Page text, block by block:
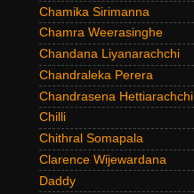
Chamika Sirimanna
Chamra Weerasinghe
Chandana Liyanarachchi
Chandraleka Perera
Chandrasena Hettiarachchi
Chilli
Chithral Somapala
Clarence Wijewardana
Daddy